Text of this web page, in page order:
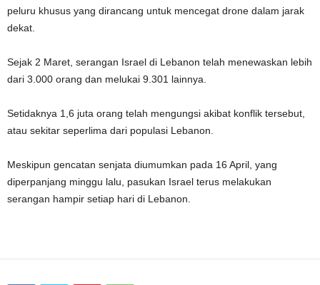
peluru khusus yang dirancang untuk mencegat drone dalam jarak
dekat.
Sejak 2 Maret, serangan Israel di Lebanon telah menewaskan lebih
dari 3.000 orang dan melukai 9.301 lainnya.
Setidaknya 1,6 juta orang telah mengungsi akibat konflik tersebut,
atau sekitar seperlima dari populasi Lebanon.
Meskipun gencatan senjata diumumkan pada 16 April, yang
diperpanjang minggu lalu, pasukan Israel terus melakukan
serangan hampir setiap hari di Lebanon.